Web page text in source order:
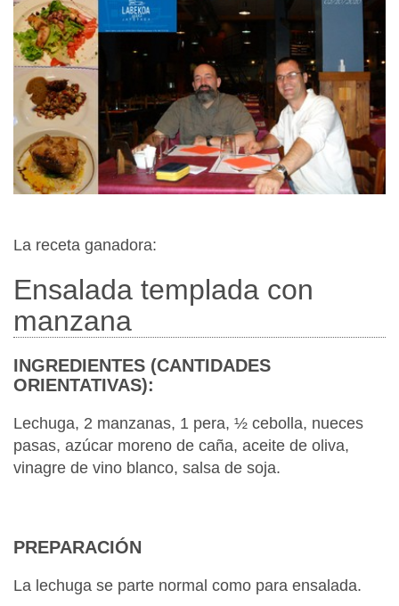
La receta ganadora:
Ensalada templada con
manzana
INGREDIENTES (CANTIDADES
ORIENTATIVAS):
Lechuga, 2 manzanas, 1 pera, ½ cebolla, nueces
pasas, azúcar moreno de caña, aceite de oliva,
vinagre de vino blanco, salsa de soja.
PREPARACIÓN
La lechuga se parte normal como para ensalada.